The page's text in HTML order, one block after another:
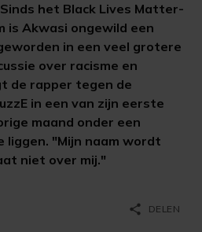
Sinds het Black Lives Matter-
is Akwasi ongewild een
in een veel grotere
over racisme en
de rapper tegen de
in een van zijn eerste
maand onder een
"Mijn naam wordt
niet over mij."
share DELEN